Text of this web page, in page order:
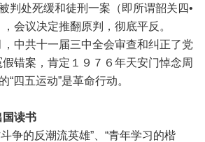
判处死缓和徒刑一案（即所谓韶关四•
会议决定推翻原判，彻底平反。
中共十一届三中全会审查和纠正了党
错案，肯定１９７６年天安门悼念周
“四五运动”是革命行动。
国读书
争的反潮流英雄”、“青年学习的楷